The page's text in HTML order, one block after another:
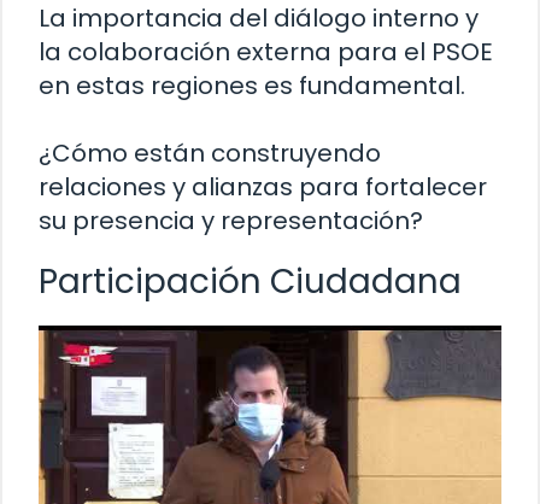
La importancia del diálogo interno y
la colaboración externa para el PSOE
en estas regiones es fundamental.
¿Cómo están construyendo
relaciones y alianzas para fortalecer
su presencia y representación?
Participación Ciudadana